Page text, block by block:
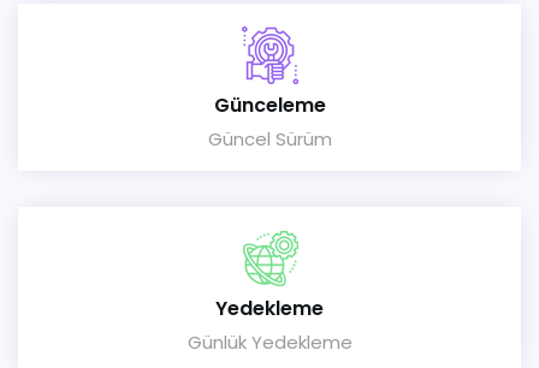
Günceleme
Güncel Sürüm
Yedekleme
Günlük Yedekleme